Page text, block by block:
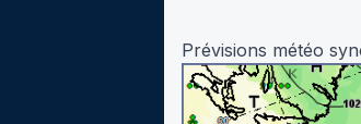
Prévisions météo